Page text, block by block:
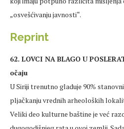
„osvešćivanju javnosti“.
Reprint
62. LOVCI NA BLAGO U
očaju
U Siriji trenutno gladuje 90%
pljačkanju vrednih arheoloških
Veliki deo kulturne baštine je već